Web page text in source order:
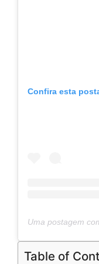
Confira esta
Table of